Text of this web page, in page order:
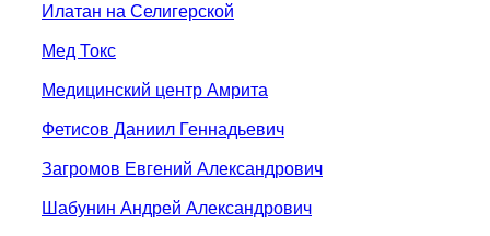
Илатан на Селигерской
Мед Токс
Медицинский центр Амрита
Фетисов Даниил Геннадьевич
Загромов Евгений Александрович
Шабунин Андрей Александрович